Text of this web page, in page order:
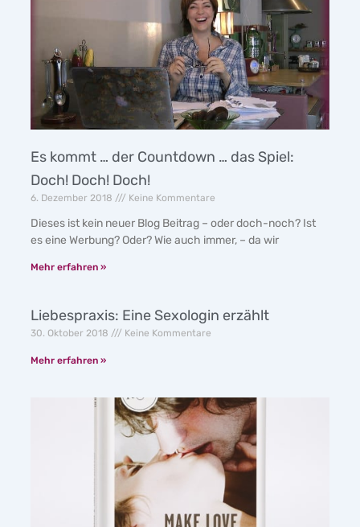
Es kommt … der Countdown … das Spiel:
Doch! Doch! Doch!
6. Dezember 2018 Keine Kommentare
Dieses ist kein neuer Blog Beitrag – oder doch-noch? Ist
es eine Werbung? Oder? Wie auch immer, – da wir
Mehr erfahren »
Liebespraxis: Eine Sexologin erzählt
30. Oktober 2018 Keine Kommentare
Mehr erfahren »